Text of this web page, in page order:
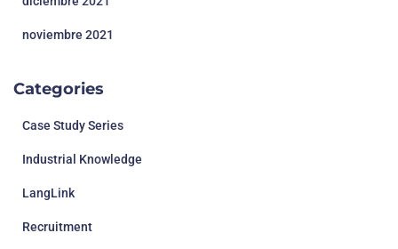
noviembre 2021
Categories
Case Study Series
Industrial Knowledge
LangLink
Recruitment